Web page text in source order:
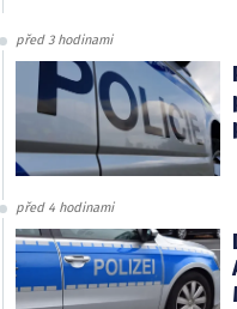
před 3 hodinami
před 4 hodinami